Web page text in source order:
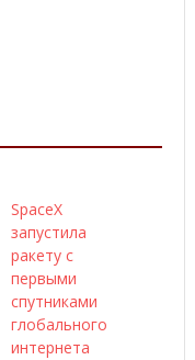
SpaceX
запустила
ракету с
первыми
спутниками
глобального
интернета